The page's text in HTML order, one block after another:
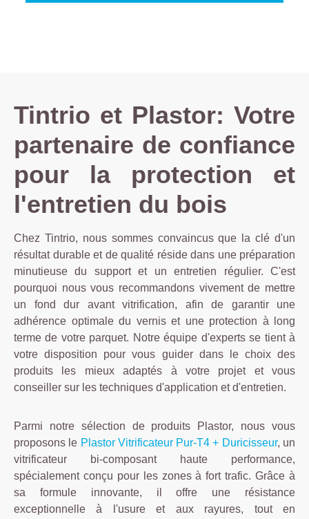
Tintrio et Plastor: Votre
partenaire de confiance
pour la protection et
l'entretien du bois
Chez Tintrio, nous sommes convaincus que la clé d'un
résultat durable et de qualité réside dans une préparation
minutieuse du support et un entretien régulier. C'est
pourquoi nous vous recommandons vivement de mettre
un fond dur avant vitrification, afin de garantir une
adhérence optimale du vernis et une protection à long
terme de votre parquet. Notre équipe d'experts se tient à
votre disposition pour vous guider dans le choix des
produits les mieux adaptés à votre projet et vous
conseiller sur les techniques d'application et d'entretien.
Parmi notre sélection de produits Plastor, nous vous
proposons le Plastor Vitrificateur Pur-T4 + Duricisseur, un
vitrificateur bi-composant haute performance,
spécialement conçu pour les zones à fort trafic. Grâce à
sa formule innovante, il offre une résistance
exceptionnelle à l'usure et aux rayures, tout en